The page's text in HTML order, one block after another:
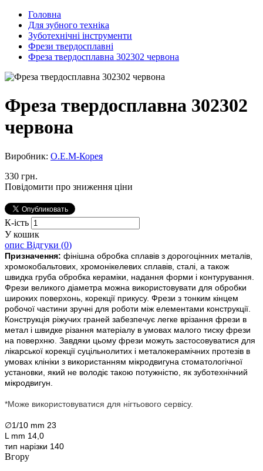
Головна
Для зубного техніка
Зуботехнічні інструменти
Фрези твердосплавні
Фреза твердосплавна 302302 червона
Фреза твердосплавна 302302
червона
Виробник: O.E.M-Корея
330 грн.
Повідомити про зниження ціни
К-ість
У кошик
опис Відгуки (0)
Призначення: фінішна обробка сплавів з дорогоцінних металів,
хромокобальтових, хромонікелевих сплавів, сталі, а також
швидка груба обробка кераміки, надання форми і контурування.
Фрези великого діаметра можна використовувати для обробки
широких поверхонь, корекції прикусу. Фрези з тонким кінцем
робочої частини зручні для роботи між елементами конструкції.
Конструкція ріжучих граней забезпечує легке врізання фрези в
метал і швидке різання матеріалу в умовах малого тиску фрези
на поверхню. Завдяки цьому фрези можуть застосовуватися для
лікарської корекції суцільнолитих і металокерамічних протезів в
умовах клініки з використанням мікродвигуна стоматологічної
установки, який не володіє такою потужністю, як зуботехнічний
мікродвигун.
*Може використовуватися для нігтьового сервісу.
∅1/10 mm 23
L mm 14,0
тип нарізки 140
Вгору